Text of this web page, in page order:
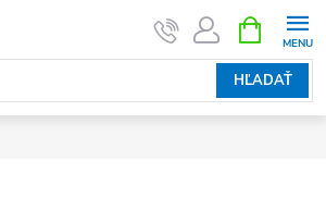
HĽADAŤ
KOŠÍK